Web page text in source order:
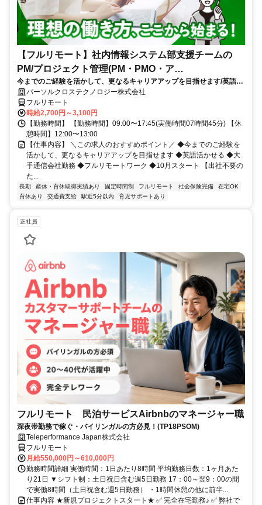
【フルリモート】社内情報システム部支援チームの
PM/プロジェクト管理(PM・PMO・ア
シ)_N260774362
今までのご経験を活かして、更なるキャリアアップを目指せます/英語活
かせる/大手通信会社勤務/フルリモートワーク/10月スタート
パーソルクロステクノロジー株式会社
フルリモート
時給2,700円～3,100円
【勤務時間】 【勤務時間】09:00〜17:45(実働時間07時間45分) 【休
憩時間】12:00〜13:00
【仕事内容】 ＼この求人のおすすめポイント／ ◆今までのご経験を
活かして、更なるキャリアアップを目指せます ◆英語活かせる ◆大
手通信会社勤務 ◆フルリモートワーク ◆10月スタート 【出社不要の
た...
長期 産休・育休取得実績あり 固定時間制 フルリモート 社会保険完備
在宅OK
育休あり
交通費支給 駅近5分以内 育児サポートあり
正社員
フルリモート 民泊サービスAirbnbのマネージャー職
深夜帯勤務で稼ぐ・バイリンガルの方必見！(TP18PSOM)
Teleperformance Japan株式会社
フルリモート
月給550,000円～610,000円
勤務時間詳細 実働時間：1日あたり8時間 平均勤務日数：1ヶ月あた
り21日 ▼シフト制：土日祝日含む週5日勤務 17：00～翌9：00の間
で実働8時間（土日祝含む週5日勤務） ・1時間休憩の他に前半...
仕事内容 ★新規プロジェクトスタート★ ✅ 完全在宅勤務♪ ✅ 弊社で